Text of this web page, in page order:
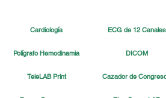
Cardiología
Polígrafo Hemodinamia
TeleLAB Print
ECG de 12 Canales
DICOM
Cazador de